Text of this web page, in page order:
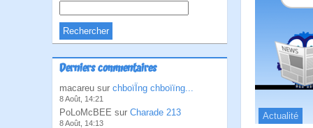
Derniers commentaires
macareu sur chboïÏng chboïïng...
8 Août, 14:21
PoLoMcBEE sur Charade 213
8 Août, 14:13
Actualité